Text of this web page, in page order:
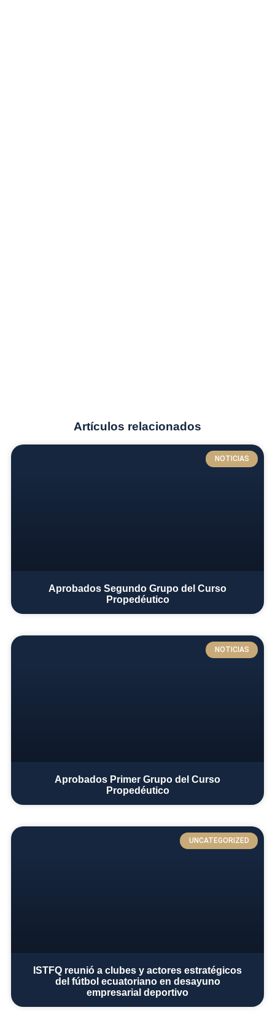
Artículos relacionados
NOTICIAS
Aprobados Segundo Grupo del Curso
Propedéutico​
NOTICIAS
Aprobados Primer Grupo del Curso
Propedéutico​
UNCATEGORIZED
ISTFQ reunió a clubes y actores estratégicos
del fútbol ecuatoriano en desayuno
empresarial deportivo